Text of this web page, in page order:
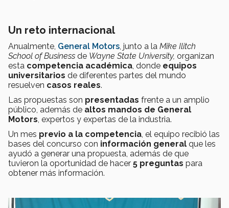
Un reto internacional
Anualmente, General Motors, junto a la Mike Ilitch
School of Business de Wayne State University, organizan
esta competencia académica, donde equipos
universitarios de diferentes partes del mundo
resuelven casos reales.
Las propuestas son presentadas frente a un amplio
público, además de altos mandos de General
Motors, expertos y expertas de la industria.
Un mes previo a la competencia, el equipo recibió las
bases del concurso con información general que les
ayudó a generar una propuesta, además de que
tuvieron la oportunidad de hacer 5 preguntas para
obtener más información.